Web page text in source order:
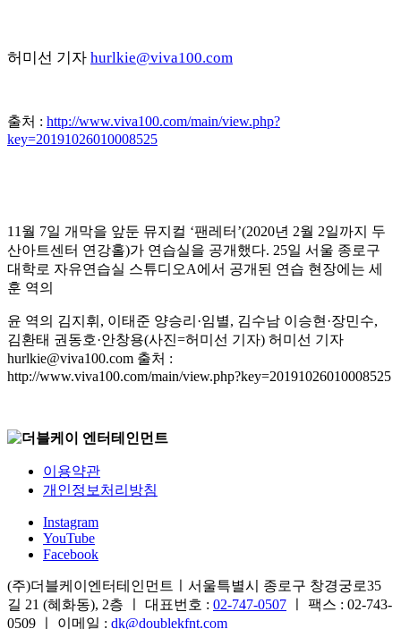
허미선 기자 hurlkie@viva100.com
출처 : http://www.viva100.com/main/view.php?
key=20191026010008525
11월 7일 개막을 앞둔 뮤지컬 ‘팬레터’(2020년 2월 2일까지 두
산아트센터 연강홀)가 연습실을 공개했다. 25일 서울 종로구
대학로 자유연습실 스튜디오A에서 공개된 연습 현장에는 세
훈 역의
윤 역의 김지휘, 이태준 양승리·임별, 김수남 이승현·장민수,
김환태 권동호·안창용(사진=허미선 기자) 허미선 기자
hurlkie@viva100.com 출처 :
http://www.viva100.com/main/view.php?key=20191026010008525
이용약관
개인정보처리방침
Instagram
YouTube
Facebook
(주)더블케이엔터테인먼트ㅣ서울특별시 종로구 창경궁로35
길 21 (혜화동), 2층 ㅣ 대표번호 : 02-747-0507 ㅣ 팩스 : 02-743-
0509 ㅣ 이메일 : dk@doublekfnt.com